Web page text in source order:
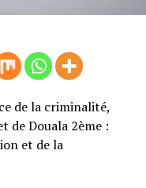
de la criminalité,
de Douala 2ème :
et de la